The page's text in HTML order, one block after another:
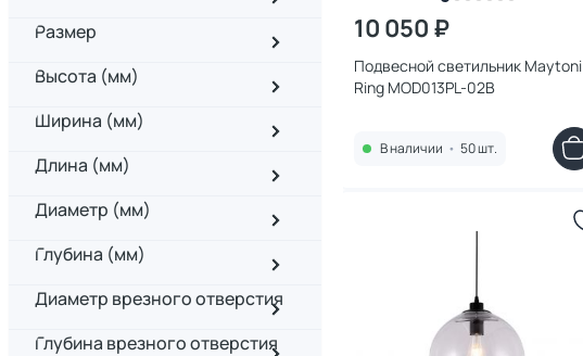
Размер
Высота (мм)
Ширина (мм)
Длина (мм)
Диаметр (мм)
Глубина (мм)
Диаметр врезного отверстия
Глубина врезного отверстия
10 050 ₽
Подвесной светильник Maytoni
Ring MOD013PL-02B
В наличии • 50 шт.